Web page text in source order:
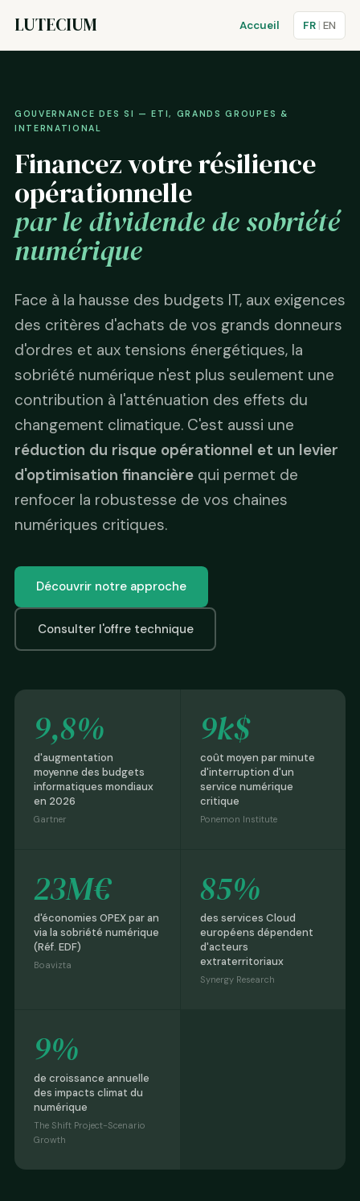
LUTECIUM Accueil FR | EN
GOUVERNANCE DES SI — ETI, GRANDS GROUPES &
INTERNATIONAL
Financez votre résilience
opérationnelle
par le dividende de sobriété
numérique
Face à la hausse des budgets IT, aux exigences
des critères d'achats de vos grands donneurs
d'ordres et aux tensions énergétiques, la
sobriété numérique n'est plus seulement une
contribution à l'atténuation des effets du
changement climatique. C'est aussi une
réduction du risque opérationnel et un levier
d'optimisation financière qui permet de
renfocer la robustesse de vos chaines
numériques critiques.
Découvrir notre approche
Consulter l'offre technique
9,8%
d'augmentation
moyenne des budgets
informatiques mondiaux
en 2026
Gartner
9k$
coût moyen par minute
d'interruption d'un
service numérique
critique
Ponemon Institute
23M€
d'économies OPEX par an
via la sobriété numérique
(Réf. EDF)
Boavizta
85%
des services Cloud
européens dépendent
d'acteurs
extraterritoriaux
Synergy Research
9%
de croissance annuelle
des impacts climat du
numérique
The Shift Project-Scenario
Growth